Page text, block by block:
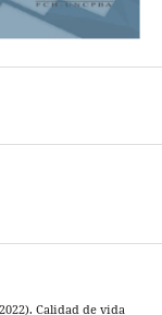
Calidad de vida